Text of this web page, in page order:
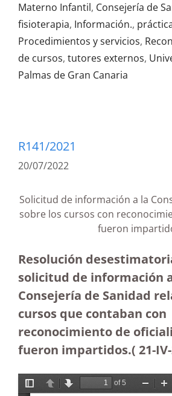
Materno Infantil, Consejería de
fisioterapia, Información.,
Procedimientos y servicios,
de cursos, tutores externos,
Palmas de Gran Canaria
R141/2021
20/07/2022
Solicitud de información a la
sobre los cursos con
fueron
Resolución
solicitud de información
Consejería de Sanidad
cursos que contaban con
reconocimiento de
fueron impartidos.( 21-IV-